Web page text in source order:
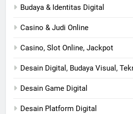
Budaya & Identitas Digital
Casino & Judi Online
Casino, Slot Online, Jackpot
Desain Digital, Budaya Visual,
Desain Game Digital
Desain Platform Digital